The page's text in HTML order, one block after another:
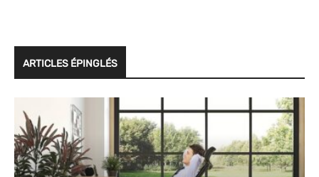
ARTICLES ÉPINGLÉS